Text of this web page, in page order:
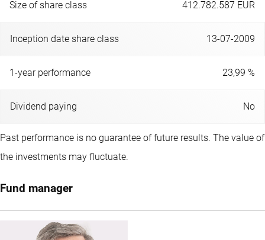
Size of share class 412.782.587 EUR
Inception date share class 13-07-2009
1-year performance 23,99 %
Dividend paying No
Past performance is no guarantee of future results. The value of
the investments may fluctuate.
Fund manager